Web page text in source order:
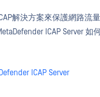
解決方案來保護網路流
ICAP Server 如
ICAP Server